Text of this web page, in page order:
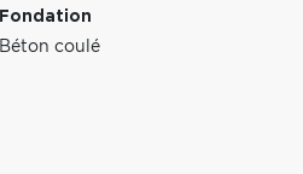
Fondation
Béton coulé